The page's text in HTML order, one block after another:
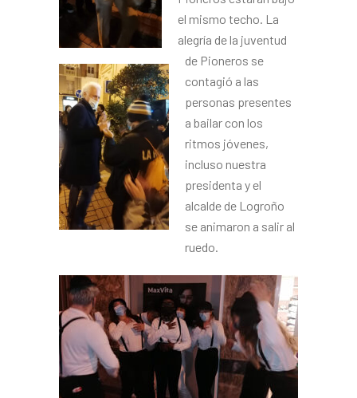
el mismo techo. La
alegría de la juventud
de Pioneros se
contagió a las
personas presentes
a bailar con los
ritmos jóvenes,
incluso nuestra
presidenta y el
alcalde de Logroño
se animaron a salir al
ruedo.